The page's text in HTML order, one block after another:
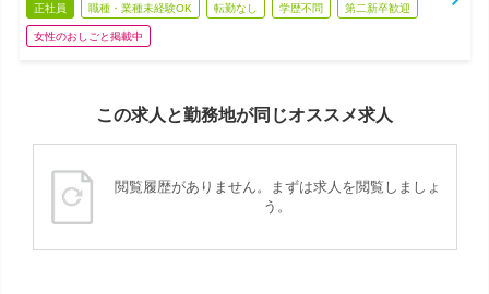
正社員 職種・業種未経験OK 転勤なし 学歴不問 第二新卒歓迎
女性のおしごと掲載中
この求人と勤務地が同じオススメ求人
閲覧履歴がありません。まずは求人を閲覧しましょ
う。